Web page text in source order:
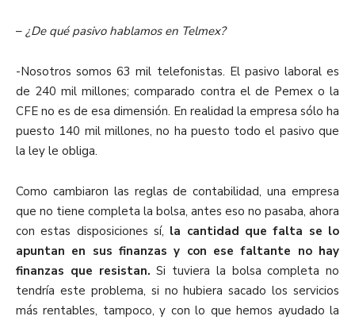
– ¿De qué pasivo hablamos en Telmex?
-Nosotros somos 63 mil telefonistas. El pasivo laboral es
de 240 mil millones; comparado contra el de Pemex o la
CFE no es de esa dimensión. En realidad la empresa sólo ha
puesto 140 mil millones, no ha puesto todo el pasivo que
la ley le obliga.
Como cambiaron las reglas de contabilidad, una empresa
que no tiene completa la bolsa, antes eso no pasaba, ahora
con estas disposiciones sí, la cantidad que falta se lo
apuntan en sus finanzas y con ese faltante no hay
finanzas que resistan. Si tuviera la bolsa completa no
tendría este problema, si no hubiera sacado los servicios
más rentables, tampoco, y con lo que hemos ayudado la